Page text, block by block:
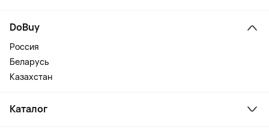
DoBuy
Россия
Беларусь
Казахстан
Каталог